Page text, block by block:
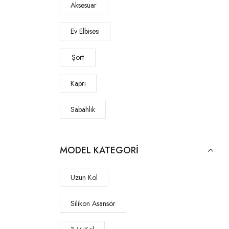
Aksesuar
Ev Elbisesi
Şort
Kapri
Sabahlık
Pantolon Takım
Gecelik
MODEL KATEGORI
Uzun Kol
Silikon Asansör